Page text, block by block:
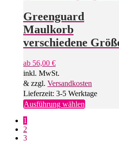
Die
Optionen
Produktseite
gewählt
werden
Greenguard
Maulkorb
verschiedene
ab 56,00 €
inkl. MwSt.
& zzgl. Versandkosten
Lieferzeit: 3-5 Werktage
Ausführung wählenDieses
1
2
3